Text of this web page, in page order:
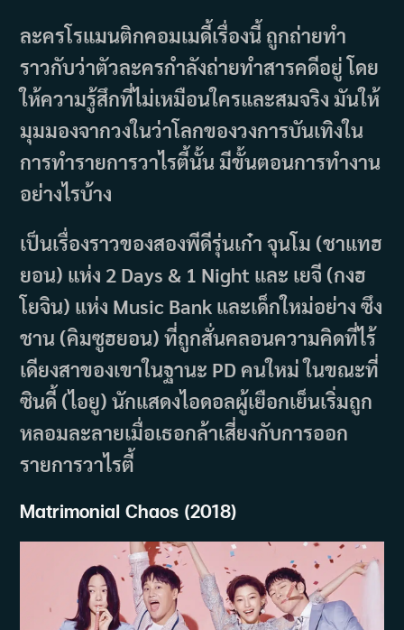
ละครโรแมนติกคอมเมดี้เรื่องนี้ ถูกถ่ายทำ
ราวกับว่าตัวละครกำลังถ่ายทำสารคดีอยู่ โดย
ให้ความรู้สึกที่ไม่เหมือนใครและสมจริง มันให้
มุมมองจากวงในว่าโลกของวงการบันเทิงใน
การทำรายการวาไรตี้นั้น มีขั้นตอนการทำงาน
อย่างไรบ้าง
เป็นเรื่องราวของสองพีดีรุ่นเก๋า จุนโม (ชาแทฮ
ยอน) แห่ง 2 Days & 1 Night และ เยจี (กงฮ
โยจิน) แห่ง Music Bank และเด็กใหม่อย่าง ซึง
ชาน (คิมซูฮยอน) ที่ถูกสั่นคลอนความคิดที่ไร้
เดียงสาของเขาในฐานะ PD คนใหม่ ในขณะที่
ซินดี้ (ไอยู) นักแสดงไอดอลผู้เยือกเย็นเริ่มถูก
หลอมละลายเมื่อเธอกล้าเสี่ยงกับการออก
รายการวาไรตี้
Matrimonial Chaos (2018)